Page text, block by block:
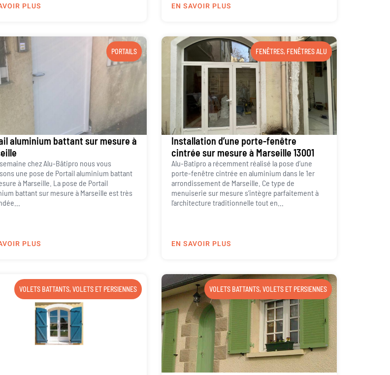
PLUS EN SAVOIR PLUS
PORTAILS
aluminium battant sur mesure à
chez Alu-Bâtipro nous vous
une pose de Portail aluminium battant
à Marseille. La pose de Portail
battant sur mesure à Marseille est très
PLUS
FENÊTRES, FENÊTRES ALU
Installation d’une porte-fenêtre
cintrée sur mesure à Marseille 13001
Alu-Batipro a récemment réalisé la pose d’une
porte-fenêtre cintrée en aluminium dans le 1er
arrondissement de Marseille. Ce type de
menuiserie sur mesure s’intègre parfaitement à
l’architecture traditionnelle tout en...
EN SAVOIR PLUS
VOLETS BATTANTS,VOLETS ET PERSIENNES VOLETS BATTANTS,VOLETS ET PERSIENNES